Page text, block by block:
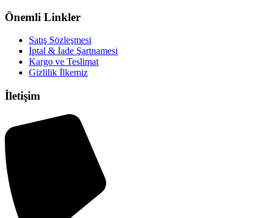
Önemli Linkler
Satış Sözleşmesi
İptal & İade Şartnamesi
Kargo ve Teslimat
Gizlilik İlkemiz
İletişim